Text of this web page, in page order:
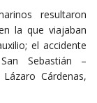
resultaron
la que viajaban
el accidente
Sebastián –
Cárdenas,